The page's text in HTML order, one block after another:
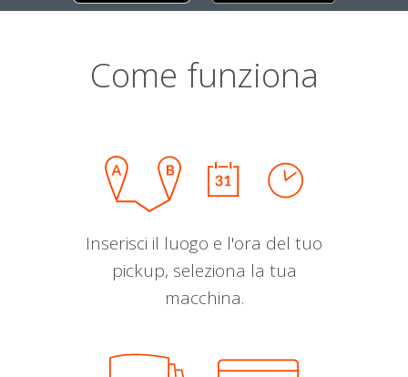
Come funziona
Inserisci il luogo e l'ora del tuo
pickup, seleziona la tua
macchina.